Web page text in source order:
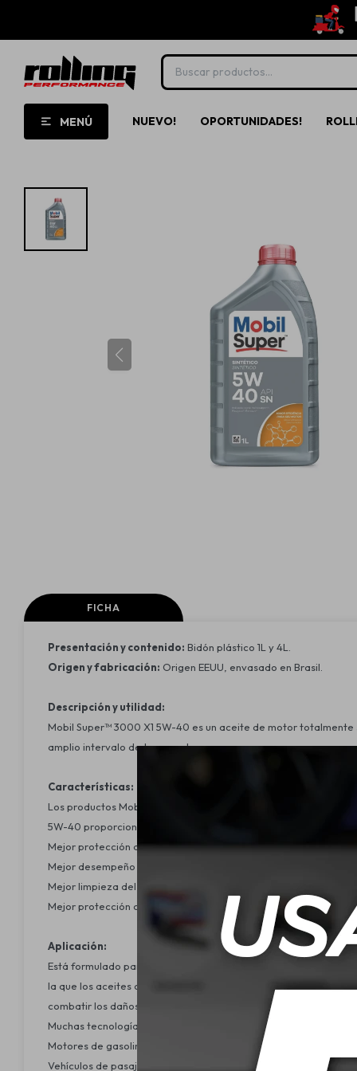
MENÚ NUEVO! OPORTUNIDADES!
FICHA
Presentación y contenido: Bidón plástico 1L y 4L.
Origen y fabricación: Origen EEUU, envasado en Brasil.
Descripción y utilidad:
Mobil Super™ 3000 X1 5W-40 es un aceite de motor
amplio intervalo de temperaturas.
Características:
Los productos Mobil Super 3000 han sido plenamente
5W-40 proporciona:
Mejor protección a altas temperaturas
Mejor desempeño en los arranques en frío
Mejor limpieza del motor y mejor prevención de formación
Mejor protección contra el desgaste
Aplicación:
Está formulado para brindarle la confianza de una protección
la que los aceites convencionales o semi-sintéticos
combatir los daños causados por el frecuente alto estrés sobre
Muchas tecnologías de motores.
Motores de gasolina, etanol, flex y diésel sin filtros de partículas
Vehículos de pasajeros, camionetas deportivas, camiones